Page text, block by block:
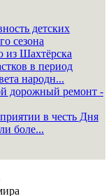
детских
сезона
из Шахтёрска
в период
народн...
дорожный ремонт -
в честь Дня
боле...